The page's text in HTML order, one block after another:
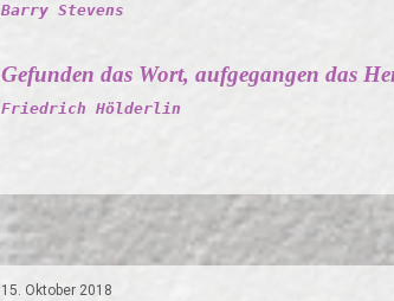
Barry Stevens
Gefunden das Wort, aufgegangen das
Friedrich Hölderlin
15. Oktober 2018